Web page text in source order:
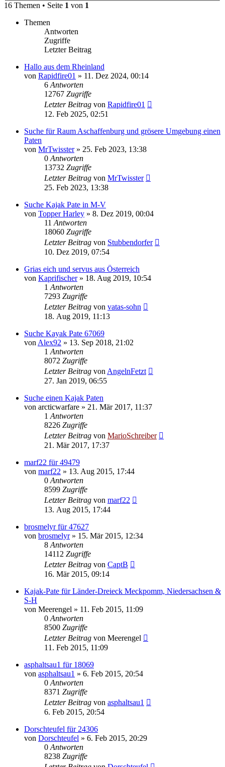
16 Themen • Seite 1 von 1
Themen
Antworten
Zugriffe
Letzter Beitrag
Hallo aus dem Rheinland
von Rapidfire01 » 11. Dez 2024, 00:14
6 Antworten
12767 Zugriffe
Letzter Beitrag von Rapidfire01
12. Feb 2025, 02:51
Suche für Raum Aschaffenburg und grösere Umgebung einen
Paten
von MrTwisster» 25. Feb 2023, 13:38
0 Antworten
13732 Zugriffe
Letzter Beitrag von MrTwisster
25. Feb 2023, 13:38
Suche Kajak Pate in M-V
von Topper Harley » 8. Dez 2019, 00:04
11 Antworten
18060 Zugriffe
Letzter Beitrag von Stubbendorfer
10. Dez 2019, 07:54
Grias eich und servus aus Österreich
von Kaprifischer» 18. Aug 2019, 10:54
1 Antworten
7293 Zugriffe
Letzter Beitrag von vatas-sohn
18. Aug 2019, 11:13
Suche Kayak Pate 67069
von Alex92 » 13. Sep 2018, 21:02
1 Antworten
8072 Zugriffe
Letzter Beitrag von AngelnFetzt
27. Jan 2019, 06:55
Suche einen Kajak Paten
von arcticwarfare » 21. Mär 2017, 11:37
1 Antworten
8226 Zugriffe
Letzter Beitrag von MarioSchreiber
21. Mär 2017, 17:37
marf22 für 49479
von marf22 » 13. Aug 2015, 17:44
0 Antworten
8599 Zugriffe
Letzter Beitrag von marf22
13. Aug 2015, 17:44
brosmelyr für 47627
von brosmelyr» 15. Mär 2015, 12:34
8 Antworten
14112 Zugriffe
Letzter Beitrag von CaptB
16. Mär 2015, 09:14
Kajak-Pate für Länder-Dreieck Meckpomm, Niedersachsen &
S-H
von Meerengel » 11. Feb 2015, 11:09
0 Antworten
8500 Zugriffe
Letzter Beitrag von Meerengel
11. Feb 2015, 11:09
asphaltsau1 für 18069
von asphaltsau1 » 6. Feb 2015, 20:54
0 Antworten
8371 Zugriffe
Letzter Beitrag von asphaltsau1
6. Feb 2015, 20:54
Dorschteufel für 24306
von Dorschteufel » 6. Feb 2015, 20:29
0 Antworten
8238 Zugriffe